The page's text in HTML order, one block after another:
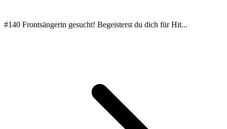
#140 Frontsängerin gesucht! Begeisterst du dich für Hit...